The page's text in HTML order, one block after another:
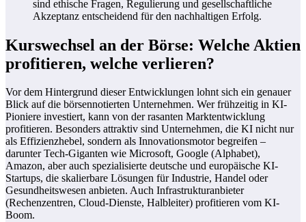
sind ethische Fragen, Regulierung und gesellschaftliche
Akzeptanz entscheidend für den nachhaltigen Erfolg.
Kurswechsel an der Börse: Welche Aktien
profitieren, welche verlieren?
Vor dem Hintergrund dieser Entwicklungen lohnt sich ein genauer
Blick auf die börsennotierten Unternehmen. Wer frühzeitig in KI-
Pioniere investiert, kann von der rasanten Marktentwicklung
profitieren. Besonders attraktiv sind Unternehmen, die KI nicht nur
als Effizienzhebel, sondern als Innovationsmotor begreifen –
darunter Tech-Giganten wie Microsoft, Google (Alphabet),
Amazon, aber auch spezialisierte deutsche und europäische KI-
Startups, die skalierbare Lösungen für Industrie, Handel oder
Gesundheitswesen anbieten. Auch Infrastrukturanbieter
(Rechenzentren, Cloud-Dienste, Halbleiter) profitieren vom KI-
Boom.